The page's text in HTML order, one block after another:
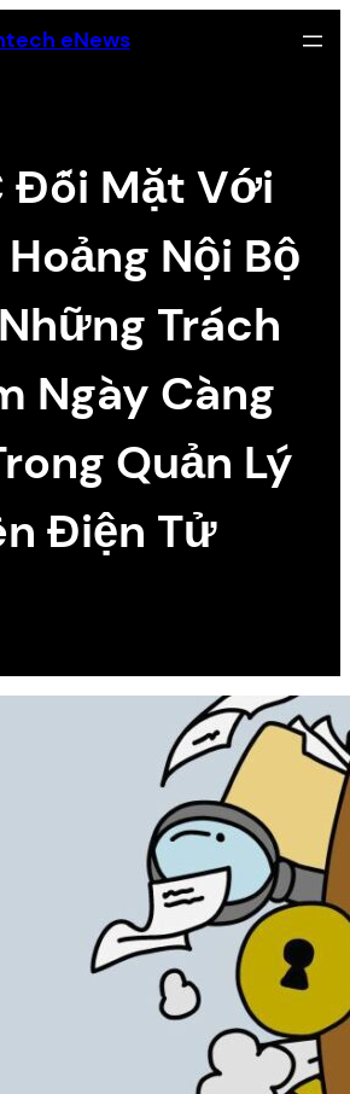
eNews
Đối Mặt Với
Nội Bộ
Trách
Ngày Càng
Quản Lý
Điện Tử